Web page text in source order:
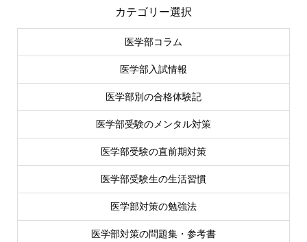
カテゴリー選択
医学部コラム
医学部入試情報
医学部別の合格体験記
医学部受験のメンタル対策
医学部受験の直前期対策
医学部受験生の生活習慣
医学部対策の勉強法
医学部対策の問題集・参考書